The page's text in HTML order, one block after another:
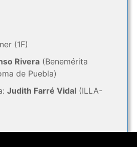
(1F)
Rivera(Benemérita
de Puebla)
Judith Farré Vidal(ILLA-